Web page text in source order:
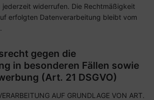
jederzeit widerrufen. Die Rechtmäßigkeit
erfolgten Datenverarbeitung bleibt vom
gegen die
in besonderen Fällen sowie
(Art. 21 DSGVO)
AUF GRUNDLAGE VON ART.